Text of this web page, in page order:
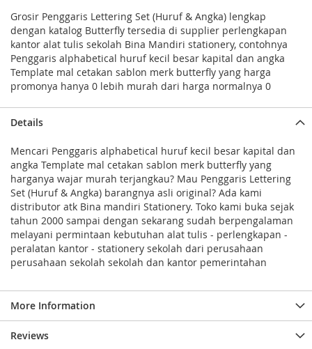
Grosir Penggaris Lettering Set (Huruf & Angka) lengkap
dengan katalog Butterfly tersedia di supplier perlengkapan
kantor alat tulis sekolah Bina Mandiri stationery, contohnya
Penggaris alphabetical huruf kecil besar kapital dan angka
Template mal cetakan sablon merk butterfly yang harga
promonya hanya 0 lebih murah dari harga normalnya 0
Details
Mencari Penggaris alphabetical huruf kecil besar kapital dan
angka Template mal cetakan sablon merk butterfly yang
harganya wajar murah terjangkau? Mau Penggaris Lettering
Set (Huruf & Angka) barangnya asli original? Ada kami
distributor atk Bina mandiri Stationery. Toko kami buka sejak
tahun 2000 sampai dengan sekarang sudah berpengalaman
melayani permintaan kebutuhan alat tulis - perlengkapan -
peralatan kantor - stationery sekolah dari perusahaan
perusahaan sekolah sekolah dan kantor pemerintahan
More Information
Reviews